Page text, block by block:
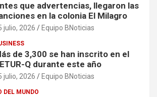
que advertencias, llegaron las
en la colonia El Milagro
julio, 2026 Equipo BNoticias
de 3,300 se han inscrito en el
Q durante este año
julio, 2026 Equipo BNoticias
DEL MUNDO